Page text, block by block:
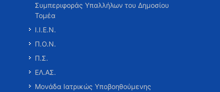
Συμπεριφοράς Υπαλλήλων του Δημοσίου
Τομέα
Ι.Ι.Ε.Ν.
Π.Ο.Ν.
Π.Σ.
ΕΛ.ΑΣ.
Μονάδα Ιατρικώς Υποβοηθούμενης